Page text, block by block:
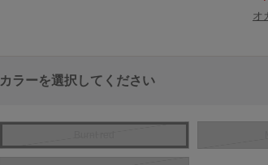
オ
カラーを選択してください